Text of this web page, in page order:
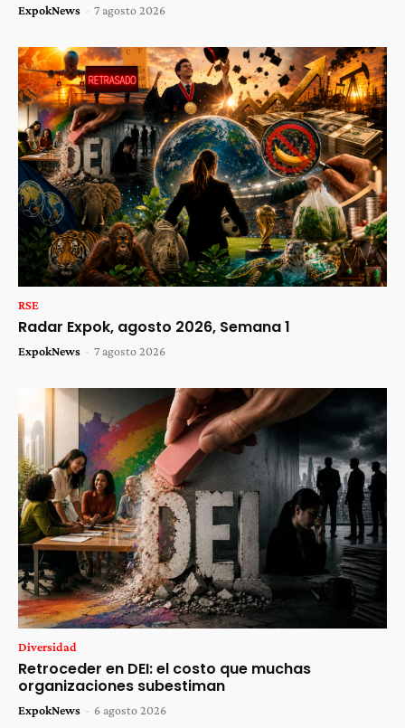
ExpokNews - 7 agosto 2026
RSE
Radar Expok, agosto 2026, Semana 1
ExpokNews - 7 agosto 2026
Diversidad
Retroceder en DEI: el costo que muchas
organizaciones subestiman
ExpokNews - 6 agosto 2026